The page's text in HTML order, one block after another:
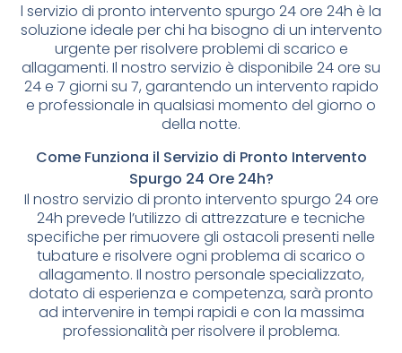
l servizio di pronto intervento spurgo 24 ore 24h è la
soluzione ideale per chi ha bisogno di un intervento
urgente per risolvere problemi di scarico e
allagamenti. Il nostro servizio è disponibile 24 ore su
24 e 7 giorni su 7, garantendo un intervento rapido
e professionale in qualsiasi momento del giorno o
della notte.
Come Funziona il Servizio di Pronto Intervento
Spurgo 24 Ore 24h?
Il nostro servizio di pronto intervento spurgo 24 ore
24h prevede l’utilizzo di attrezzature e tecniche
specifiche per rimuovere gli ostacoli presenti nelle
tubature e risolvere ogni problema di scarico o
allagamento. Il nostro personale specializzato,
dotato di esperienza e competenza, sarà pronto
ad intervenire in tempi rapidi e con la massima
professionalità per risolvere il problema.